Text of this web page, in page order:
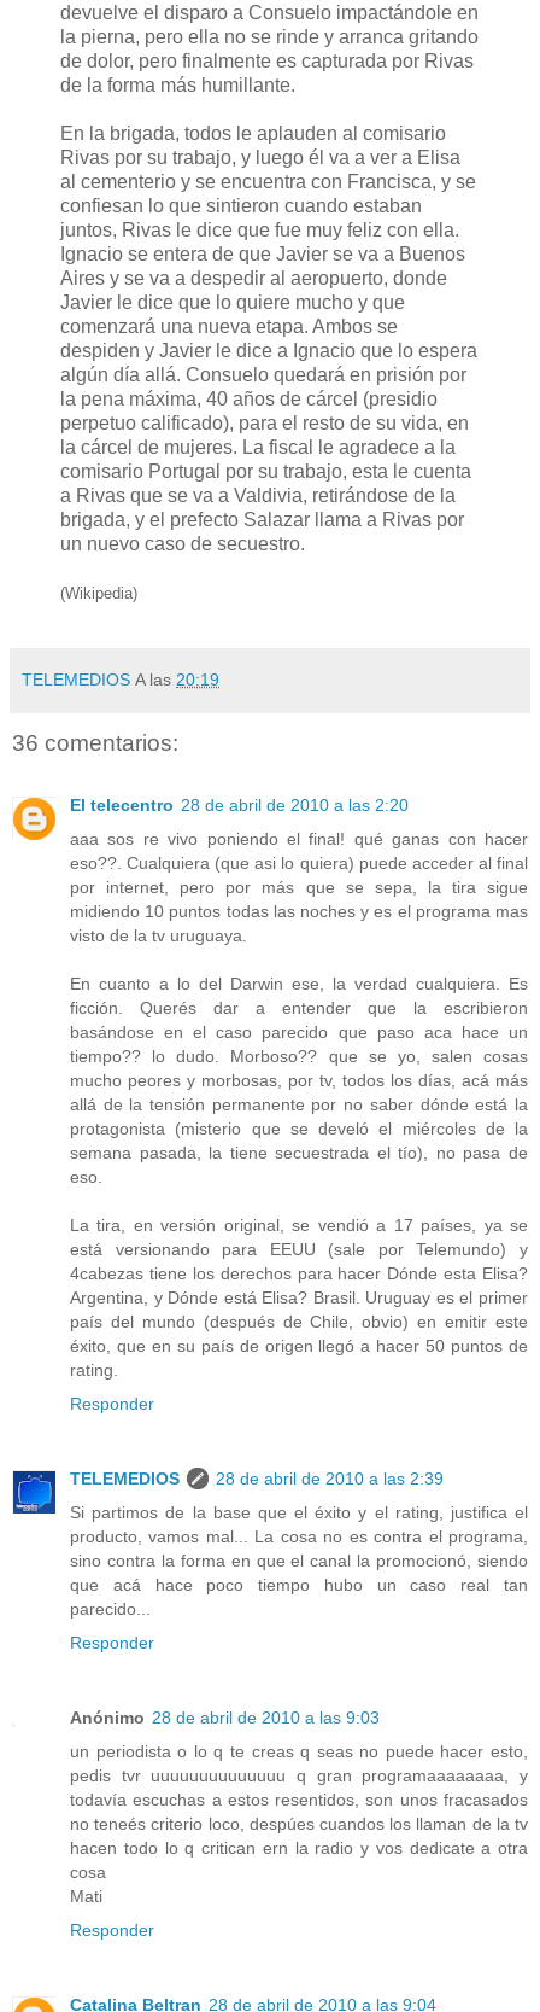
devuelve el disparo a Consuelo impactándole en
la pierna, pero ella no se rinde y arranca gritando
de dolor, pero finalmente es capturada por Rivas
de la forma más humillante.
En la brigada, todos le aplauden al comisario
Rivas por su trabajo, y luego él va a ver a Elisa
al cementerio y se encuentra con Francisca, y se
confiesan lo que sintieron cuando estaban
juntos, Rivas le dice que fue muy feliz con ella.
Ignacio se entera de que Javier se va a Buenos
Aires y se va a despedir al aeropuerto, donde
Javier le dice que lo quiere mucho y que
comenzará una nueva etapa. Ambos se
despiden y Javier le dice a Ignacio que lo espera
algún día allá. Consuelo quedará en prisión por
la pena máxima, 40 años de cárcel (presidio
perpetuo calificado), para el resto de su vida, en
la cárcel de mujeres. La fiscal le agradece a la
comisario Portugal por su trabajo, esta le cuenta
a Rivas que se va a Valdivia, retirándose de la
brigada, y el prefecto Salazar llama a Rivas por
un nuevo caso de secuestro.
(Wikipedia)
TELEMEDIOS A las 20:19
36 comentarios:
El telecentro 28 de abril de 2010 a las 2:20
aaa sos re vivo poniendo el final! qué ganas con hacer
eso??. Cualquiera (que asi lo quiera) puede acceder al final
por internet, pero por más que se sepa, la tira sigue
midiendo 10 puntos todas las noches y es el programa mas
visto de la tv uruguaya.
En cuanto a lo del Darwin ese, la verdad cualquiera. Es
ficción. Querés dar a entender que la escribieron
basándose en el caso parecido que paso aca hace un
tiempo?? lo dudo. Morboso?? que se yo, salen cosas
mucho peores y morbosas, por tv, todos los días, acá más
allá de la tensión permanente por no saber dónde está la
protagonista (misterio que se develó el miércoles de la
semana pasada, la tiene secuestrada el tío), no pasa de
eso.
La tira, en versión original, se vendió a 17 países, ya se
está versionando para EEUU (sale por Telemundo) y
4cabezas tiene los derechos para hacer Dónde esta Elisa?
Argentina, y Dónde está Elisa? Brasil. Uruguay es el primer
país del mundo (después de Chile, obvio) en emitir este
éxito, que en su país de origen llegó a hacer 50 puntos de
rating.
Responder
TELEMEDIOS
28 de abril de 2010 a las 2:39
Si partimos de la base que el éxito y el rating, justifica el
producto, vamos mal... La cosa no es contra el programa,
sino contra la forma en que el canal la promocionó, siendo
que acá hace poco tiempo hubo un caso real tan
parecido...
Responder
Anónimo 28 de abril de 2010 a las 9:03
un periodista o lo q te creas q seas no puede hacer esto,
pedis tvr uuuuuuuuuuuuuu q gran programaaaaaaaa, y
todavía escuchas a estos resentidos, son unos fracasados
no teneés criterio loco, despúes cuandos los llaman de la tv
hacen todo lo q critican ern la radio y vos dedicate a otra
cosa
Mati
Responder
Catalina Beltran 28 de abril de 2010 a las 9:04